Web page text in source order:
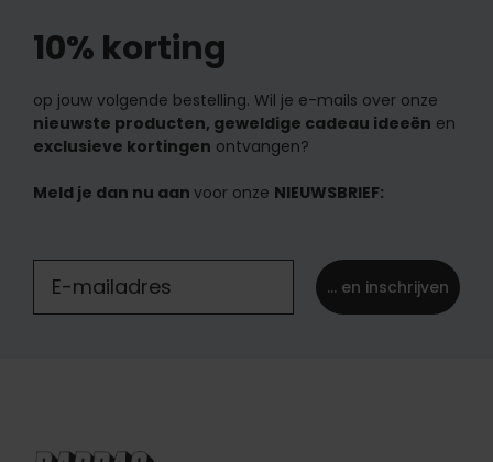
10% korting
op jouw volgende bestelling. Wil je e-mails over onze
nieuwste producten, geweldige cadeau ideeën en
exclusieve kortingen ontvangen?
Meld je dan nu aan voor onze NIEUWSBRIEF:
... en inschrijven